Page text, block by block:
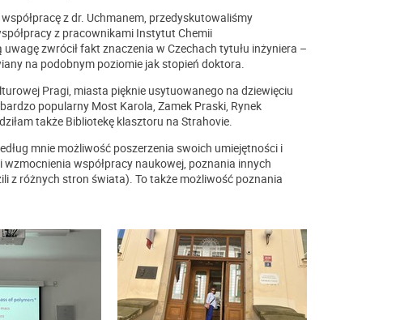
z dr. Uchmanem, przedyskutowaliśmy
z pracownikami Instytut Chemii
zwrócił fakt znaczenia w Czechach tytułu inżyniera –
na podobnym poziomie jak stopień doktora.
Pragi, miasta pięknie usytuowanego na dziewięciu
popularny Most Karola, Zamek Praski, Rynek
także Bibliotekę klasztoru na Strahovie.
mnie możliwość poszerzenia swoich umiejętności i
współpracy naukowej, poznania innych
z różnych stron świata). To także możliwość poznania